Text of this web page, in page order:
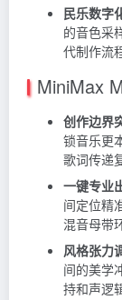
民乐数字
的音色采
代制作流
MiniMax
创作边界
锁音乐更
歌词传递
一键专业
间定位精
混音母带
风格张力
间的美学
持和声逻